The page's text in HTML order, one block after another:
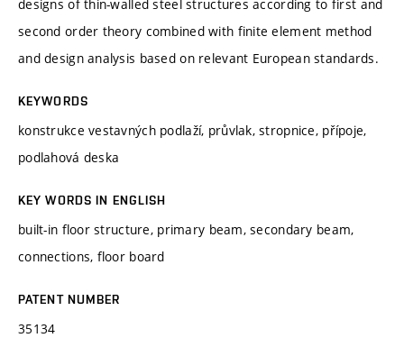
designs of thin-walled steel structures according to first and
second order theory combined with finite element method
and design analysis based on relevant European standards.
KEYWORDS
konstrukce vestavných podlaží, průvlak, stropnice, přípoje,
podlahová deska
KEY WORDS IN ENGLISH
built-in floor structure, primary beam, secondary beam,
connections, floor board
PATENT NUMBER
35134